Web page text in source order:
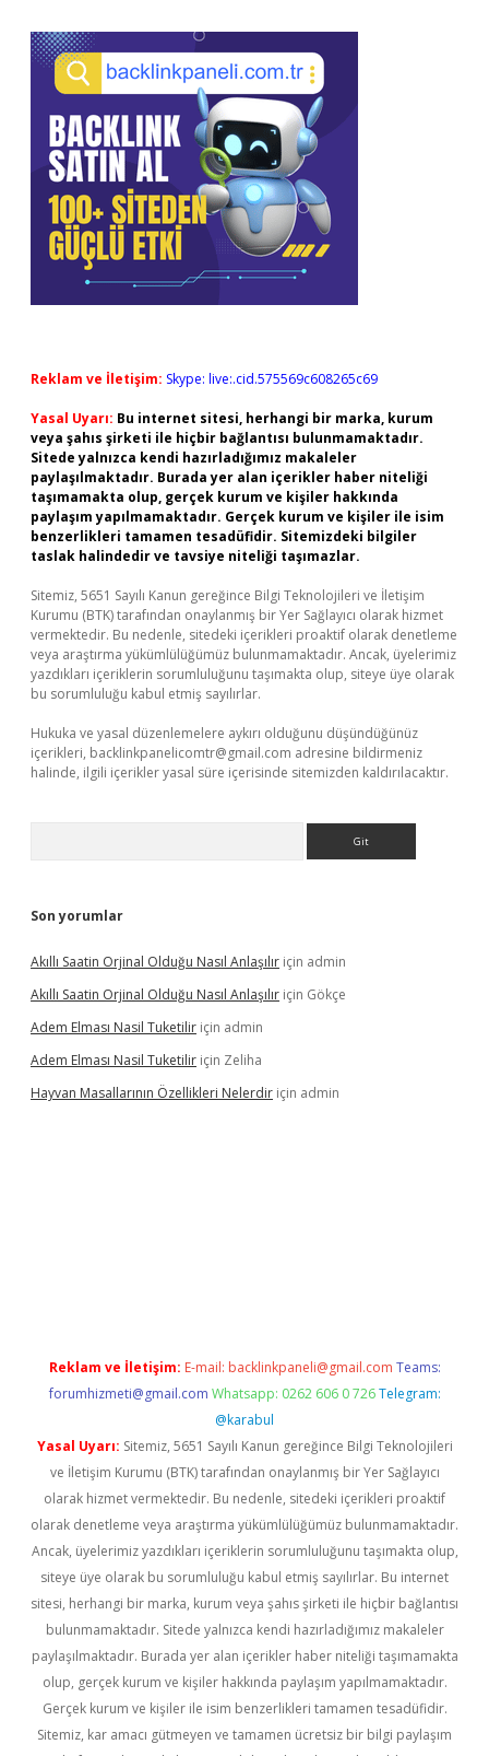
Reklam ve İletişim: Skype: live:.cid.575569c608265c69
Yasal Uyarı: Bu internet sitesi, herhangi bir marka, kurum
veya şahıs şirketi ile hiçbir bağlantısı bulunmamaktadır.
Sitede yalnızca kendi hazırladığımız makaleler
paylaşılmaktadır. Burada yer alan içerikler haber niteliği
taşımamakta olup, gerçek kurum ve kişiler hakkında
paylaşım yapılmamaktadır. Gerçek kurum ve kişiler ile isim
benzerlikleri tamamen tesadüfidir. Sitemizdeki bilgiler
taslak halindedir ve tavsiye niteliği taşımazlar.
Sitemiz, 5651 Sayılı Kanun gereğince Bilgi Teknolojileri ve İletişim
Kurumu (BTK) tarafından onaylanmış bir Yer Sağlayıcı olarak hizmet
vermektedir. Bu nedenle, sitedeki içerikleri proaktif olarak denetleme
veya araştırma yükümlülüğümüz bulunmamaktadır. Ancak, üyelerimiz
yazdıkları içeriklerin sorumluluğunu taşımakta olup, siteye üye olarak
bu sorumluluğu kabul etmiş sayılırlar.
Hukuka ve yasal düzenlemelere aykırı olduğunu düşündüğünüz
içerikleri, backlinkpanelicomtr@gmail.com adresine bildirmeniz
halinde, ilgili içerikler yasal süre içerisinde sitemizden kaldırılacaktır.
Son yorumlar
Akıllı Saatin Orjinal Olduğu Nasıl Anlaşılır için admin
Akıllı Saatin Orjinal Olduğu Nasıl Anlaşılır için Gökçe
Adem Elması Nasil Tuketilir için admin
Adem Elması Nasil Tuketilir için Zeliha
Hayvan Masallarının Özellikleri Nelerdir için admin
Reklam ve İletişim: E-mail: backlinkpaneli@gmail.com Teams:
forumhizmeti@gmail.com Whatsapp: 0262 606 0 726 Telegram:
@karabul
Yasal Uyarı: Sitemiz, 5651 Sayılı Kanun gereğince Bilgi Teknolojileri
ve İletişim Kurumu (BTK) tarafından onaylanmış bir Yer Sağlayıcı
olarak hizmet vermektedir. Bu nedenle, sitedeki içerikleri proaktif
olarak denetleme veya araştırma yükümlülüğümüz bulunmamaktadır.
Ancak, üyelerimiz yazdıkları içeriklerin sorumluluğunu taşımakta olup,
siteye üye olarak bu sorumluluğu kabul etmiş sayılırlar. Bu internet
sitesi, herhangi bir marka, kurum veya şahıs şirketi ile hiçbir bağlantısı
bulunmamaktadır. Sitede yalnızca kendi hazırladığımız makaleler
paylaşılmaktadır. Burada yer alan içerikler haber niteliği taşımamakta
olup, gerçek kurum ve kişiler hakkında paylaşım yapılmamaktadır.
Gerçek kurum ve kişiler ile isim benzerlikleri tamamen tesadüfidir.
Sitemiz, kar amacı gütmeyen ve tamamen ücretsiz bir bilgi paylaşım